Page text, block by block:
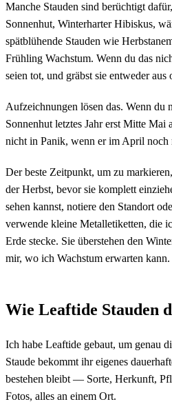
Manche Stauden sind berüchtigt
Sonnenhut, Winterharter Hibiskus,
spätblühende Stauden wie
Frühling Wachstum. Wenn du das
seien tot, und gräbst sie entweder
Aufzeichnungen lösen das. Wenn du
Sonnenhut letztes Jahr erst Mitte Mai
nicht in Panik, wenn er im April noch
Der beste Zeitpunkt, um zu
der Herbst, bevor sie komplett
sehen kannst, notiere den Standort
verwende kleine Metalletiketten, die
Erde stecke. Sie überstehen den
mir, wo ich Wachstum erwarten kann.
Wie Leaftide Stauden
Ich habe Leaftide gebaut, um genau
Staude bekommt ihr eigenes
bestehen bleibt — Sorte, Herkunft,
Fotos, alles an einem Ort.